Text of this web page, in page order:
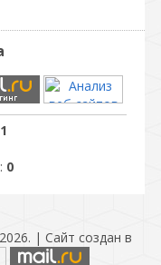
1
0
. | Сайт создан в